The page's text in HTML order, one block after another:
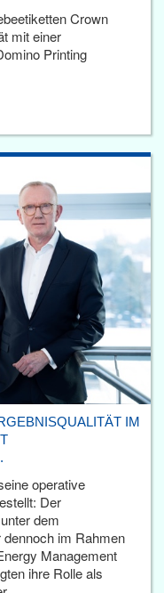
Crown
mit einer
Printing
IM
operative
Der
dem
im Rahmen
Management
ihre Rolle als